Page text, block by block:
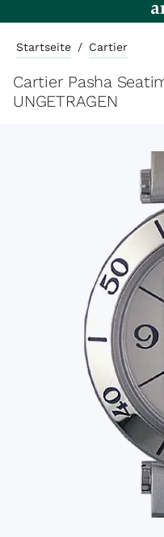
Startseite / Cartier
Cartier Pasha
UNGETRAGEN